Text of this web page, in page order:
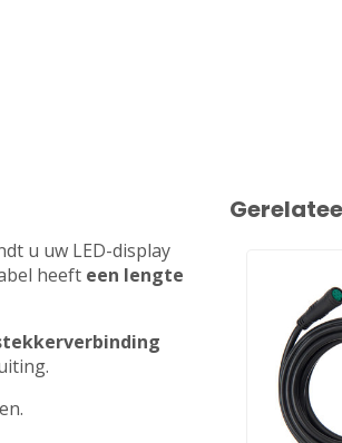
u uw LED-display
heeft een lengte